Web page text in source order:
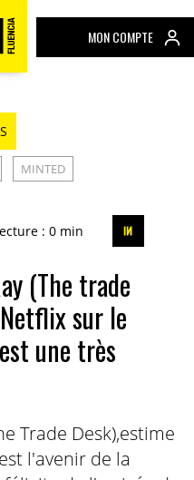
MON COMPTE
MINTED
: 0 min
(The trade
sur le
une très
Trade Desk),estime
l'avenir de la